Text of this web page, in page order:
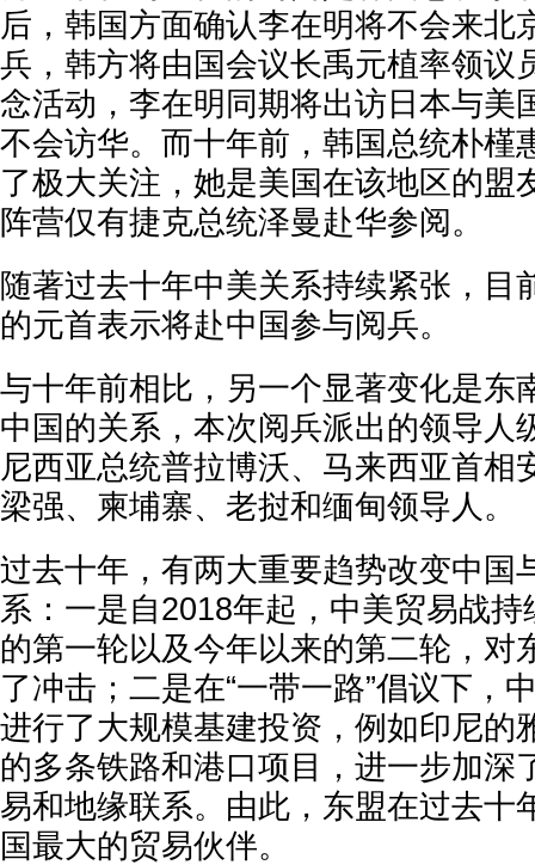
后，韩国方面确认李在明将不会来北
兵，韩方将由国会议长禹元植率领议
念活动，李在明同期将出访日本与美
不会访华。而十年前，韩国总统朴槿
了极大关注，她是美国在该地区的盟
阵营仅有捷克总统泽曼赴华参阅。
随著过去十年中美关系持续紧张，目
的元首表示将赴中国参与阅兵。
与十年前相比，另一个显著变化是东
中国的关系，本次阅兵派出的领导人
尼西亚总统普拉博沃、马来西亚首相
梁强、柬埔寨、老挝和缅甸领导人。
过去十年，有两大重要趋势改变中国
系：一是自2018年起，中美贸易战
的第一轮以及今年以来的第二轮，对
了冲击；二是在“一带一路”倡议下，
进行了大规模基建投资，例如印尼的
的多条铁路和港口项目，进一步加深
易和地缘联系。由此，东盟在过去十
国最大的贸易伙伴。